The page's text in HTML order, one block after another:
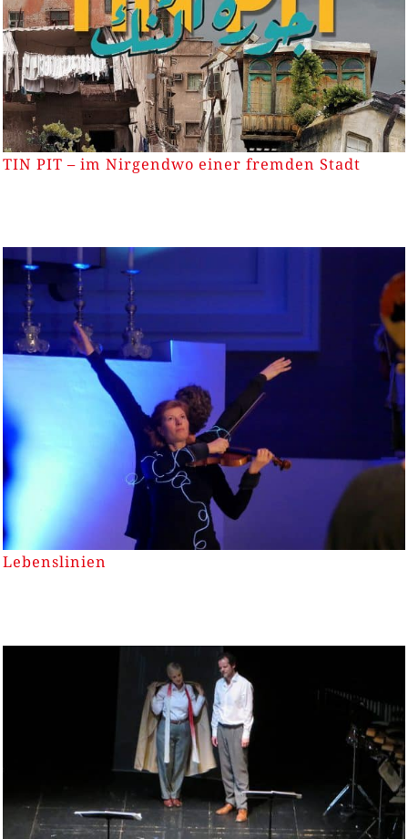
TIN PIT – im Nirgendwo einer fremden Stadt
Lebenslinien